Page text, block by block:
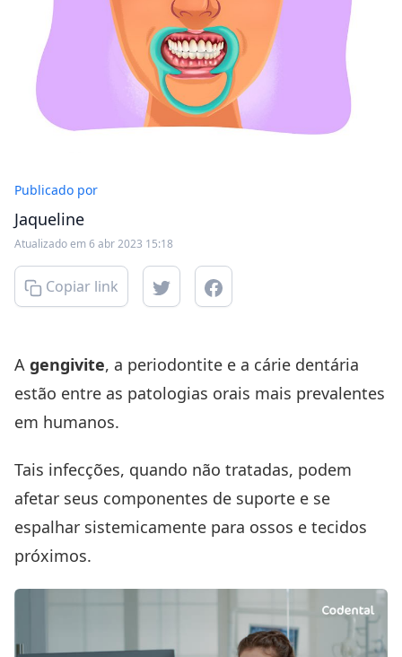
Entrar
Publicado por
Jaqueline
Atualizado em 6 abr 2023 15:18
Copiar link
A gengivite, a periodontite e a cárie dentária
estão entre as patologias orais mais prevalentes
em humanos.
Tais infecções, quando não tratadas, podem
afetar seus componentes de suporte e se
espalhar sistemicamente para ossos e tecidos
próximos.